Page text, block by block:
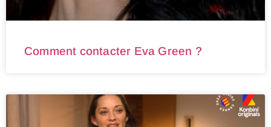
Comment contacter Eva Green ?